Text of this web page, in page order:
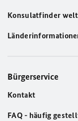
Konsulatfinder
Bürgerservice
Kontakt
FAQ - häufig